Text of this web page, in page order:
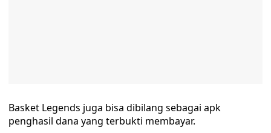
Basket Legends juga bisa dibilang sebagai apk
penghasil dana yang terbukti membayar.